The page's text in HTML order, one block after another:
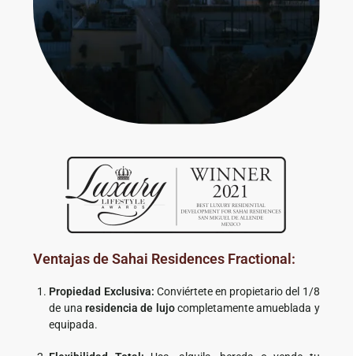
Ventajas de Sahai Residences Fractional:
Propiedad Exclusiva: Conviértete en propietario del 1/8
de unaresidencia de lujocompletamente amueblada y
equipada.